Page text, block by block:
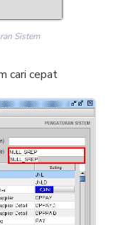
Sistem
cari cepat